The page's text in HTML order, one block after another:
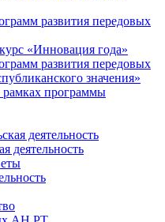
развития передовых
«Инновация года»
развития передовых
значения»
программы
деятельность
деятельность